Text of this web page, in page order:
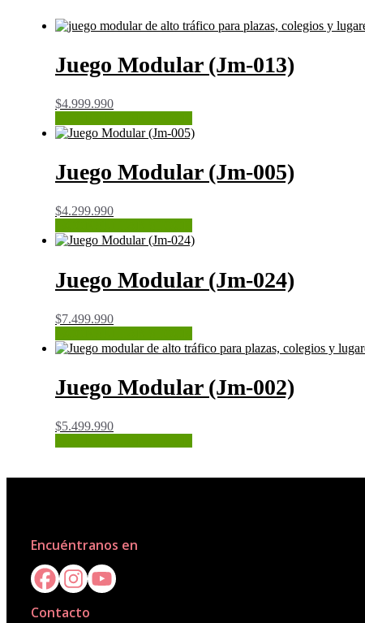
Juego Modular (Jm-013)
$4.999.990
Juego Modular (Jm-005)
$4.299.990
Juego Modular (Jm-024)
$7.499.990
Juego Modular (Jm-002)
$5.499.990
Encuéntranos en
Contacto